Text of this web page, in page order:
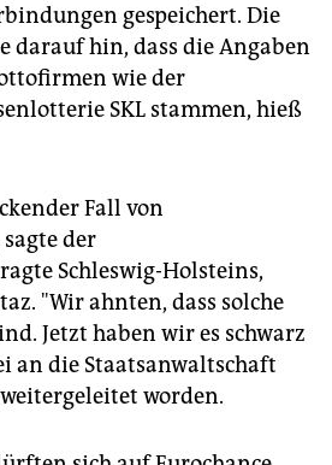
gespeichert. Die
darauf hin, dass die Angaben
wie der
SKL stammen, hieß
Fall von
der
Schleswig-Holsteins,
"Wir ahnten, dass solche
Jetzt haben wir es schwarz
an die Staatsanwaltschaft
worden.